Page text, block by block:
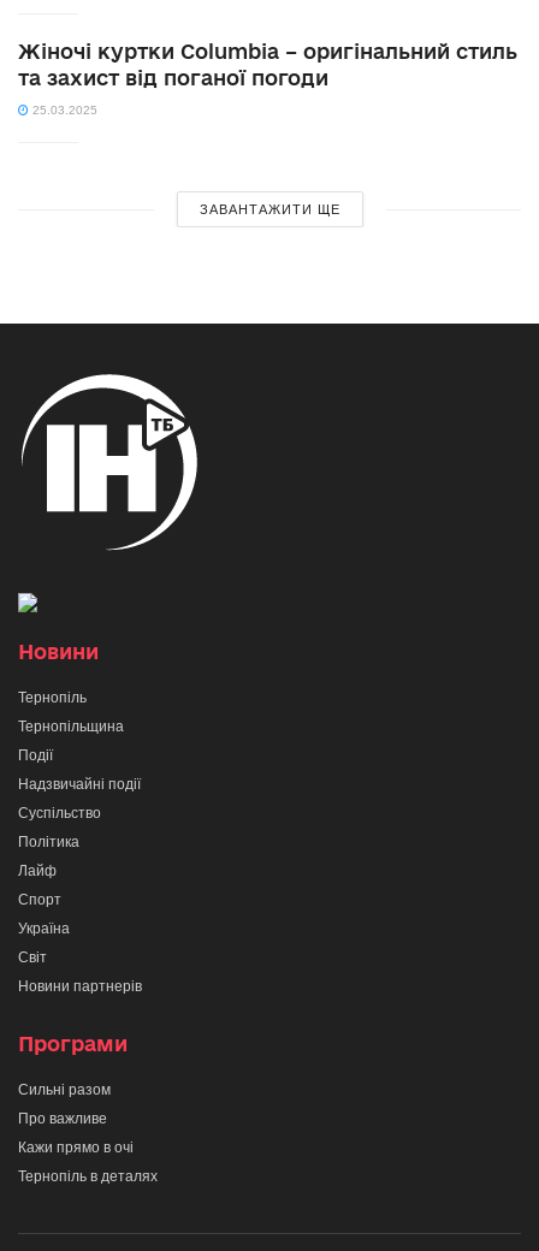
Жіночі куртки Columbia – оригінальний стиль
та захист від поганої погоди
25.03.2025
ЗАВАНТАЖИТИ ЩЕ
Новини
Тернопіль
Тернопільщина
Події
Надзвичайні події
Суспільство
Політика
Лайф
Спорт
Україна
Світ
Новини партнерів
Програми
Сильні разом
Про важливе
Кажи прямо в очі
Тернопіль в деталях